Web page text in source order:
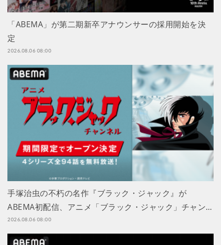
「ABEMA」が第二期新卒アナウンサーの採用開始を決
定
2026.08.06 08:00
手塚治虫の不朽の名作『ブラック・ジャック』が
ABEMA初配信、アニメ「ブラック・ジャック」チャン…
2026.08.06 08:00